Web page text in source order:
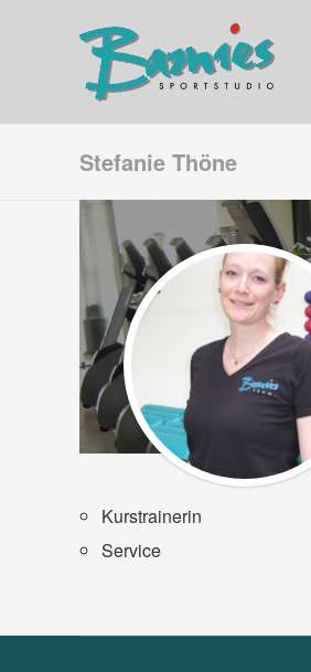
Stefanie Thöne
Kurstrainerin
Service